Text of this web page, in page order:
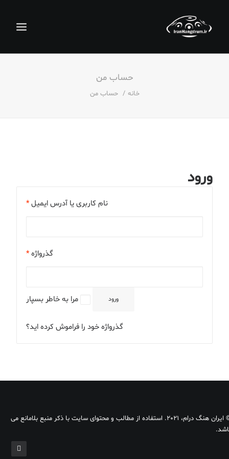
حساب من
خانه حساب من
ورود
نام کاربری یا آدرس ایمیل*
گذرواژه*
ورود مرا به خاطر بسپار
گذرواژه خود را فراموش کرده اید؟
© ایران هنگ درام، 2021. استفاده از مطالب و محتوای سایت با ذکر منبع بلامانع می